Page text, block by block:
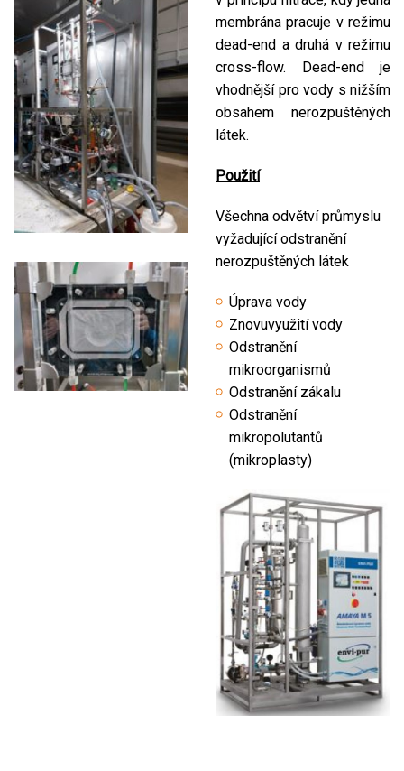
membrána pracuje v režimu
dead-end a druhá v režimu
cross-flow. Dead-end je
vhodnější pro vody s nižším
obsahem nerozpuštěných
látek.
Použití
Všechna odvětví průmyslu
vyžadující odstranění
nerozpuštěných látek
Úprava vody
Znovuvyužití vody
Odstranění
mikroorganismů
Odstranění zákalu
Odstranění
mikropolutantů
(mikroplasty)